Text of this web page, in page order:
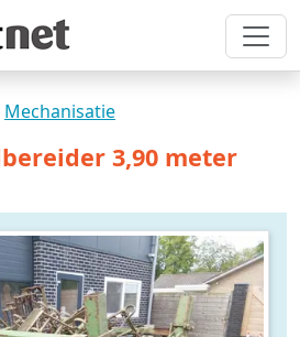
Mechanisatie
3,90 meter